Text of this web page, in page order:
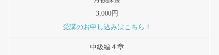
3,000円
受講のお申し込みはこちら！
中級編４章